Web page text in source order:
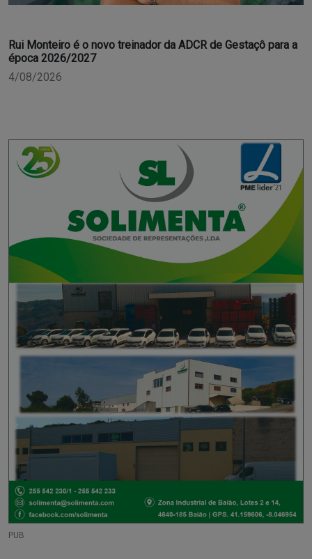
Rui Monteiro é o novo treinador da ADCR de Gestaçô para a
época 2026/2027
4/08/2026
PUB